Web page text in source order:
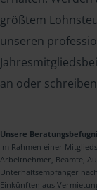
größtem
unseren
an oder
Unsere
Im Rahmen einer
Arbeitnehmer, Beamte,
Unterhaltsempfänger
Einkünften aus